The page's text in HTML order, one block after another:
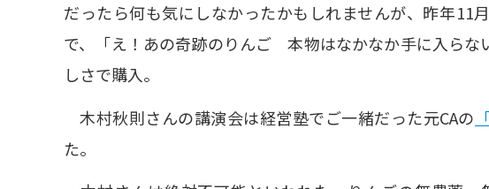
だったら何も気にしなかったかもしれませんが、昨年11
で、「え！あの奇跡のりんご 本物はなかなか手に入らな
しさで購入。
木村秋則さんの講演会は経営塾でご一緒だった元CAの
た。